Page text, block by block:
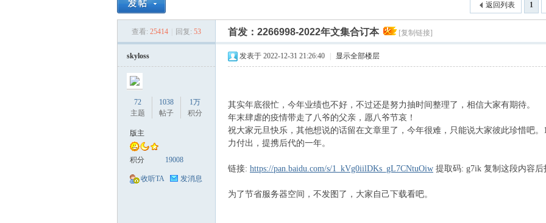
索
› ›
1
返回列表
查看: 25414 回复: 53 首发：2266998-2022年文集合订本 [复制链接]
skyloss
72
主题
1038
帖子
1万
积分
版主
积分 19008
收听TA 发消息
发表于 2022-12-31 21:26:40 显示全部楼层
其实年底很忙，今年业绩也不好，不过还是努力抽时间整理了，相信大家有期待。
年末肆虐的疫情带走了八爷的父亲，愿八爷节哀！
祝大家元旦快乐，其他想说的话留在文章里了，今年很难，只能说大家彼此珍惜吧
力付出，提携后代的一年。
链接: https://pan.baidu.com/s/1_kVg0iilDKs_gL7CNtuOiw 提取码: g7ik 复制这段内容
为了节省服务器空间，不发图了，大家自己下载看吧。